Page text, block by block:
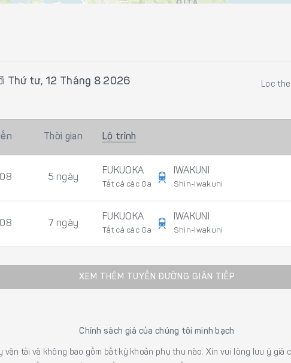
Thứ tư, 12 Tháng 8 2026 Lọc
Thời gian Lộ trình
5 ngày
FUKUOKA
Tất cả các Ga
IWAKUNI
Shin-Iwakuni
7 ngày
FUKUOKA
Tất cả các Ga
IWAKUNI
Shin-Iwakuni
XEM THÊM TUYẾN ĐƯỜNG GIÁN TIẾP
Chính sách giá của chúng tôi minh bạch
tải và không bao gồm bất kỳ khoản phụ thu nào. Xin vui lòng lưu ý giá